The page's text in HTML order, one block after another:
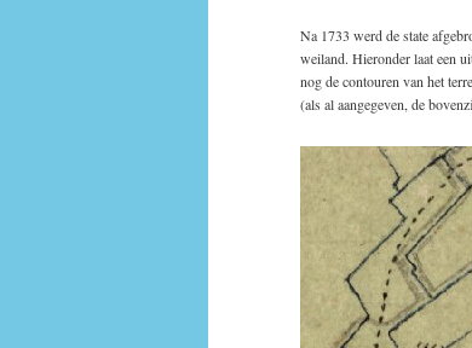
Na 1733 werd de state
weiland. Hieronder laat een
nog de contouren van het
(als al aangegeven, de